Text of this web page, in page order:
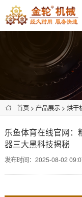
首页> 产品展示> 烘干
乐鱼体育在线官网：
器三大黑科技揭秘
发布时间：2025-08-02